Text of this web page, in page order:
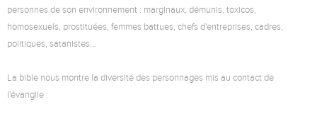
personnes de son environnement : marginaux, démunis, toxicos,
homosexuels, prostituées, femmes battues, chefs d'entreprises, cadres,
politiques, satanistes…
La bible nous montre la diversité des personnages mis au contact de
l'évangile :